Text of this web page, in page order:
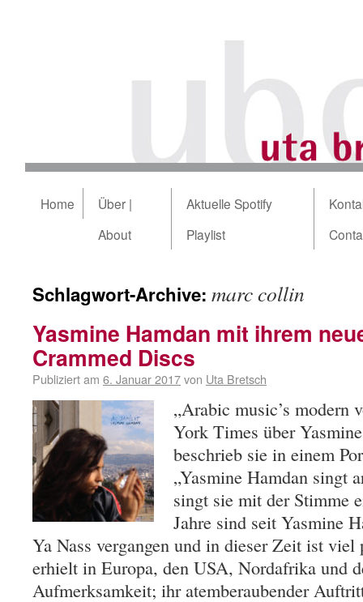
Home
Über |
About
Aktuelle Spotify
Playlist
Schlagwort-Archive: marc collin
Yasmine Hamdan mit ihrem
Crammed Discs
Publiziert am 6. Januar 2017von Uta Bretsch
„Arabic music’s modern
York Times über
beschrieb sie in einem
„Yasmine Hamdan singt
singt sie mit der Stimme
Jahre sind seit Yasmine
Ya Nass vergangen und in dieser Zeit ist
erhielt in Europa, den USA, Nordafrika und
Aufmerksamkeit; ihr atemberaubender